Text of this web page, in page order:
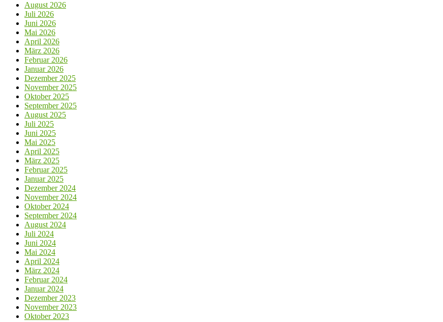
August 2026
Juli 2026
Juni 2026
Mai 2026
April 2026
März 2026
Februar 2026
Januar 2026
Dezember 2025
November 2025
Oktober 2025
September 2025
August 2025
Juli 2025
Juni 2025
Mai 2025
April 2025
März 2025
Februar 2025
Januar 2025
Dezember 2024
November 2024
Oktober 2024
September 2024
August 2024
Juli 2024
Juni 2024
Mai 2024
April 2024
März 2024
Februar 2024
Januar 2024
Dezember 2023
November 2023
Oktober 2023